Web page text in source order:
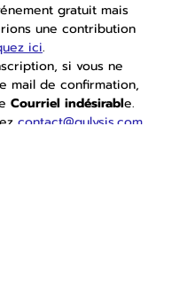
gratuit mais
une contribution
ici.
si vous ne
mail de confirmation,
Courriel indésirable.
contact@qulysis.com